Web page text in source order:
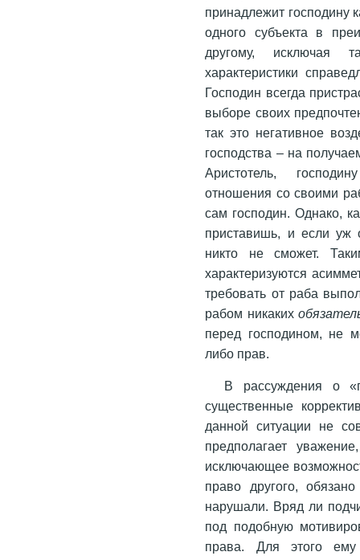
принадлежит господину
одного субъекта в
другому, исключая
характеристики
Господин всегда
выборе своих
так это негативное
господства – на
Аристотель,
отношения со своими
сам господин. Однако,
приставишь, и если уж
никто не сможет.
характеризуются
требовать от раба
рабом никаких
перед господином, не
либо прав.
В рассуждения о
существенные
данной ситуации не
предполагает
исключающее
право другого,
нарушали. Вряд ли
под подобную
права. Для этого